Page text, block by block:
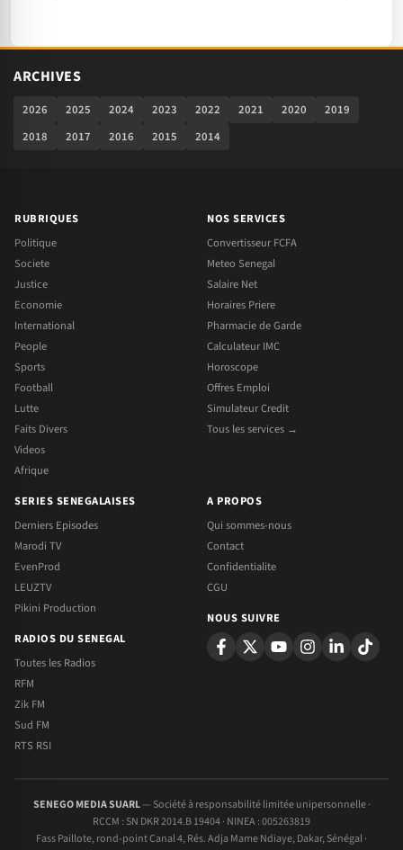
ARCHIVES
2026 2025 2024 2023 2022 2021 2020
2019
2018
2017 2016 2015 2014
RUBRIQUES
Politique
Societe
Justice
Economie
International
People
Sports
Football
Lutte
Faits Divers
Videos
Afrique
NOS SERVICES
Convertisseur FCFA
Meteo Senegal
Salaire Net
Horaires Priere
Pharmacie de Garde
Calculateur IMC
Horoscope
Offres Emploi
Simulateur Credit
Tous les services →
SERIES SENEGALAISES
Derniers Episodes
Marodi TV
EvenProd
LEUZTV
Pikini Production
RADIOS DU SENEGAL
Toutes les Radios
RFM
Zik FM
Sud FM
RTS RSI
A PROPOS
Qui sommes-nous
Contact
Confidentialite
CGU
NOUS SUIVRE
SENEGO MEDIA SUARL— Société à responsabilité limitée unipersonnelle ·
RCCM : SN DKR 2014.B 19404 · NINEA : 005263819
Fass Paillote, rond-point Canal 4, Rés. Adja Mame Ndiaye, Dakar, Sénégal ·